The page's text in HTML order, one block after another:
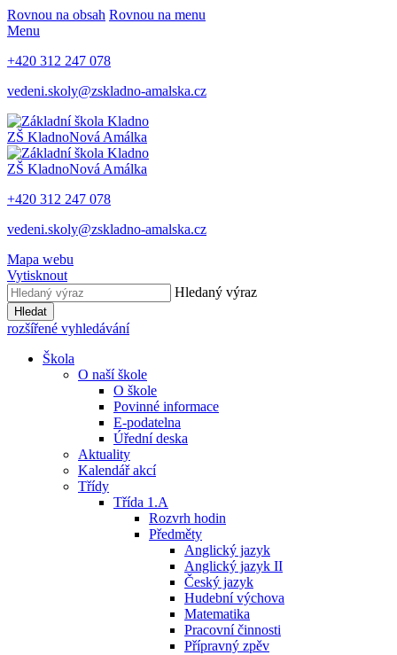
Rovnou na obsah Rovnou na menu
Menu
+420 312 247 078
vedeni.skoly@zskladno-amalska.cz
ZŠ KladnoNová Amálka
ZŠ KladnoNová Amálka
+420 312 247 078
vedeni.skoly@zskladno-amalska.cz
Mapa webu
Vytisknout
Hledaný výraz
Hledat
rozšířené vyhledávání
Škola
O naší škole
O škole
Povinné informace
E-podatelna
Úřední deska
Aktuality
Kalendář akcí
Třídy
Třída 1.A
Rozvrh hodin
Předměty
Anglický jazyk
Anglický jazyk II
Český jazyk
Hudební výchova
Matematika
Pracovní činnosti
Přípravný zpěv